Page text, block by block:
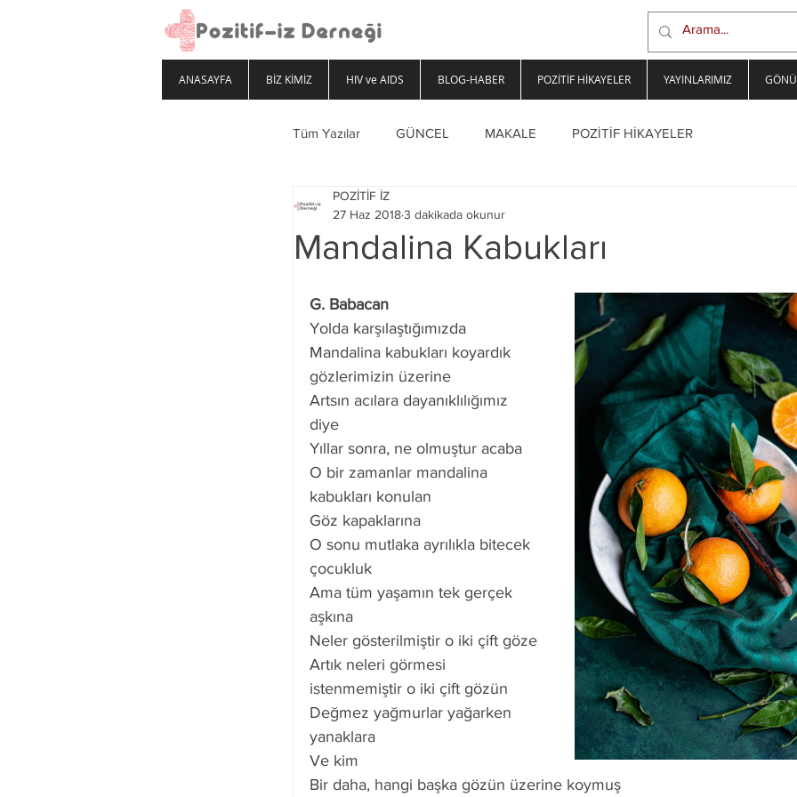
Tüm Yazılar GÜNCEL MAKALE POZİTİF HİKAYELER
Mandalina Kabukları
POZİTİF İZ
27 Haz 20183 dakikada okunur
G. Babacan
Yolda karşılaştığımızda
Mandalina kabukları koyardık
gözlerimizin üzerine
Artsın acılara dayanıklılığımız
diye
Yıllar sonra, ne olmuştur acaba
O bir zamanlar mandalina
kabukları konulan
Göz kapaklarına
O sonu mutlaka ayrılıkla bitecek
çocukluk
Ama tüm yaşamın tek gerçek
aşkına
Neler gösterilmiştir o iki çift göze
Artık neleri görmesi
istenmemiştir o iki çift gözün
Değmez yağmurlar yağarken
yanaklara
Ve kim
Bir daha, hangi başka gözün üzerine koymuş
ANASAYFA BİZ KİMİZ HIV ve AIDS BLOG-HABER POZİTİF HİKAYELER YAYINLARIMIZ